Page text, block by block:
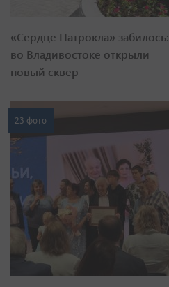
«Сердце Патрокла» забилось:
во Владивостоке открыли
новый сквер
23 фото